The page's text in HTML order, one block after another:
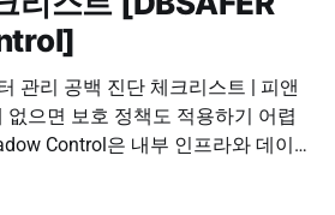
관리 공백 진단 체크리스트 | 피앤
. DBSAFER Shadow